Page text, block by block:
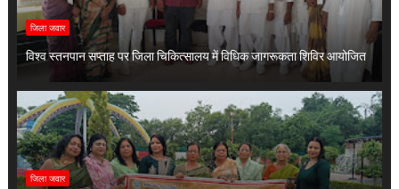
जिला जवार
विश्व स्तनपान सप्ताह पर जिला चिकित्सालय में विधिक जागरूकता शिविर आयोजित
जिला जवार